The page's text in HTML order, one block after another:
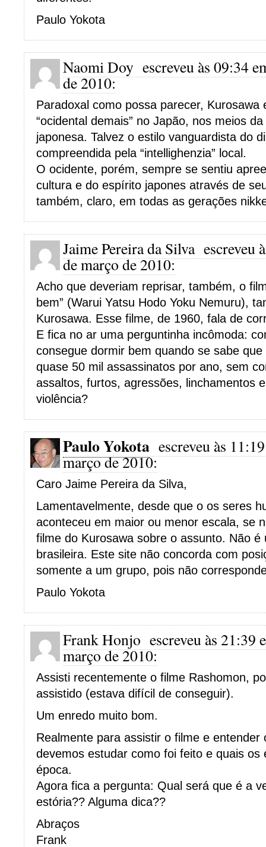
Paulo Yokota
Naomi Doy escreveu às 09:34
de 2010:
Paradoxal como possa parecer, Kurosawa
“ocidental demais” no Japão, nos meios
japonesa. Talvez o estilo vanguardista do
compreendida pela “intellighenzia” local.
O ocidente, porém, sempre se sentiu
cultura e do espírito japones através de
também, claro, em todas as gerações
Jaime Pereira da Silva escreveu
de março de 2010:
Acho que deveriam reprisar, também, o
bem” (Warui Yatsu Hodo Yoku Nemuru),
Kurosawa. Esse filme, de 1960, fala de
E fica no ar uma perguntinha incômoda:
consegue dormir bem quando se sabe
quase 50 mil assassinatos por ano, sem
assaltos, furtos, agressões, linchamentos
violência?
Paulo Yokota escreveu às
março de 2010:
Caro Jaime Pereira da Silva,
Lamentavelmente, desde que o os seres
aconteceu em maior ou menor escala, se
filme do Kurosawa sobre o assunto. Não é
brasileira. Este site não concorda com
somente a um grupo, pois não
Paulo Yokota
Frank Honjo escreveu às 21:39
março de 2010:
Assisti recentemente o filme Rashomon,
assistido (estava difícil de conseguir).
Um enredo muito bom.
Realmente para assistir o filme e entender
devemos estudar como foi feito e quais os
época.
Agora fica a pergunta: Qual será que é a
estória?? Alguma dica??
Abraços
Frank